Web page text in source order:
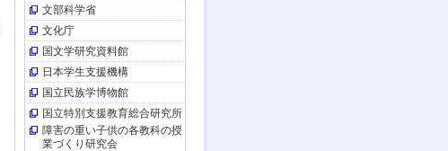
【イベント】
キャリア発達支援研究会
お問合せが続いているの
で申し込み期限を延長し
ます。検討中のみなさん
お急ぎください！
（ただし、16日以降は若
干の制限があることをご
了承くださいませ）
【TV放送】
文部科学省
文化庁
国文学研究資料館
日本学生支援機構
国立民族学博物館
国立特別支援教育総合研究所
障害の重い子供の各教科の授
業づくり研究会